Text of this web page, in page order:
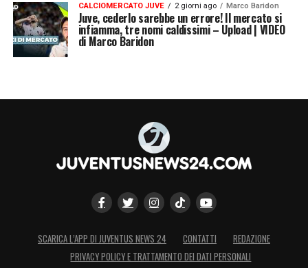
CALCIOMERCATO JUVE 2 giorni ago Marco Baridon
Juve, cederlo sarebbe un errore! Il mercato si
infiamma, tre nomi caldissimi – Upload | VIDEO
di Marco Baridon
SCARICA L’APP DI JUVENTUS NEWS 24 CONTATTI
REDAZIONE
PRIVACY POLICY E TRATTAMENTO DEI DATI PERSONALI